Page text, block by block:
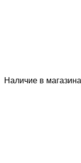
Наличие в